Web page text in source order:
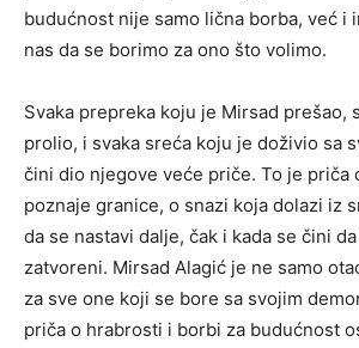
budućnost nije samo lična borba, već i
nas da se borimo za ono što volimo.
Svaka prepreka koju je Mirsad prešao,
prolio, i svaka sreća koju je doživio sa
čini dio njegove veće priče. To je priča
poznaje granice, o snazi koja dolazi iz
da se nastavi dalje, čak i kada se čini
zatvoreni. Mirsad Alagić je ne samo
za sve one koji se bore sa svojim
priča o hrabrosti i borbi za budućnost